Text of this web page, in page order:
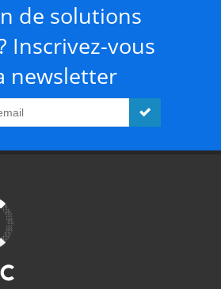
de solutions
Inscrivez-vous
newsletter